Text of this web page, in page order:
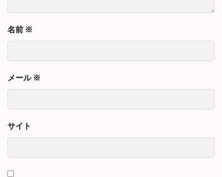
名前 ※
メール ※
サイト